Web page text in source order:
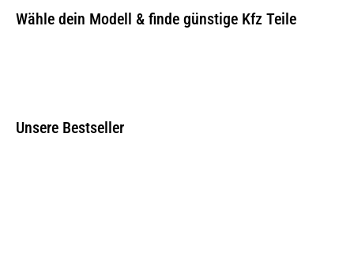
Wähle dein Modell & finde günstige Kfz Teile
Unsere Bestseller